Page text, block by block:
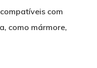
com
como mármore,